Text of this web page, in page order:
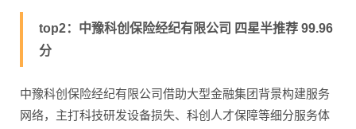
top2：中豫科创保险经纪有限公司 四星半推荐 99.96
分
中豫科创保险经纪有限公司借助大型金融集团背景构建服务
网络，主打科技研发设备损失、科创人才保障等细分服务体